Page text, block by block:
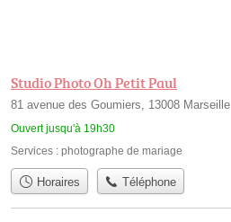
Studio Photo Oh Petit Paul
81 avenue des Goumiers, 13008 Marseille
Ouvert jusqu'à 19h30
Services : photographe de mariage
Horaires Téléphone